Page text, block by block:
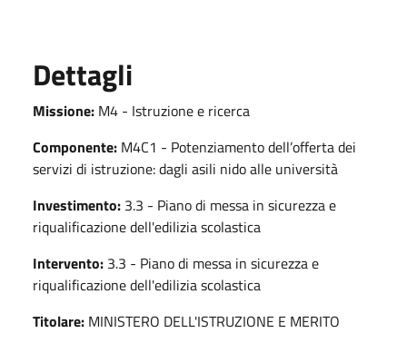
Dettagli
Missione: M4 - Istruzione e ricerca
Componente: M4C1 - Potenziamento dell’offerta dei
servizi di istruzione: dagli asili nido alle università
Investimento: 3.3 - Piano di messa in sicurezza e
riqualificazione dell'edilizia scolastica
Intervento: 3.3 - Piano di messa in sicurezza e
riqualificazione dell'edilizia scolastica
Titolare: MINISTERO DELL'ISTRUZIONE E MERITO